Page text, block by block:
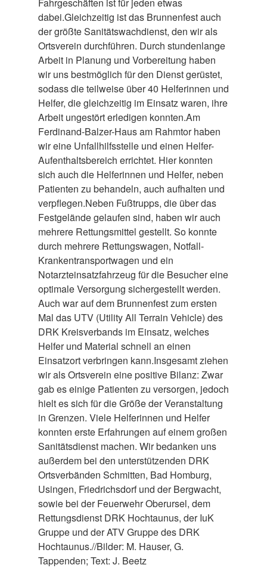
dabei.Gleichzeitig ist das Brunnenfest auch
der größte Sanitätswachdienst, den wir als
Ortsverein durchführen. Durch stundenlange
Arbeit in Planung und Vorbereitung haben
wir uns bestmöglich für den Dienst gerüstet,
sodass die teilweise über 40 Helferinnen und
Helfer, die gleichzeitig im Einsatz waren, ihre
Arbeit ungestört erledigen konnten.Am
Ferdinand-Balzer-Haus am Rahmtor haben
wir eine Unfallhilfsstelle und einen Helfer-
Aufenthaltsbereich errichtet. Hier konnten
sich auch die Helferinnen und Helfer, neben
Patienten zu behandeln, auch aufhalten und
verpflegen.Neben Fußtrupps, die über das
Festgelände gelaufen sind, haben wir auch
mehrere Rettungsmittel gestellt. So konnte
durch mehrere Rettungswagen, Notfall-
Krankentransportwagen und ein
Notarzteinsatzfahrzeug für die Besucher eine
optimale Versorgung sichergestellt werden.
Auch war auf dem Brunnenfest zum ersten
Mal das UTV (Utility All Terrain Vehicle) des
DRK Kreisverbands im Einsatz, welches
Helfer und Material schnell an einen
Einsatzort verbringen kann.Insgesamt ziehen
wir als Ortsverein eine positive Bilanz: Zwar
gab es einige Patienten zu versorgen, jedoch
hielt es sich für die Größe der Veranstaltung
in Grenzen. Viele Helferinnen und Helfer
konnten erste Erfahrungen auf einem großen
Sanitätsdienst machen. Wir bedanken uns
außerdem bei den unterstützenden DRK
Ortsverbänden Schmitten, Bad Homburg,
Usingen, Friedrichsdorf und der Bergwacht,
sowie bei der Feuerwehr Oberursel, dem
Rettungsdienst DRK Hochtaunus, der IuK
Gruppe und der ATV Gruppe des DRK
Hochtaunus.//Bilder: M. Hauser, G.
Tappenden; Text: J. Beetz